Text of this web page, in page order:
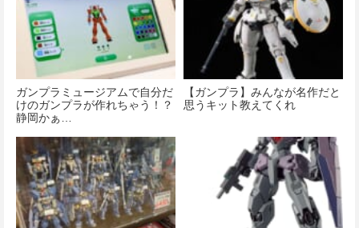
ガンプラミュージアムで自分だ
けのガンプラが作れちゃう！？
静岡かぁ…
【ガンプラ】みんなが名作だと
思うキット教えてくれ